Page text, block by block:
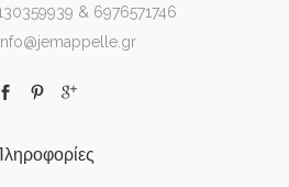
& 6976571746